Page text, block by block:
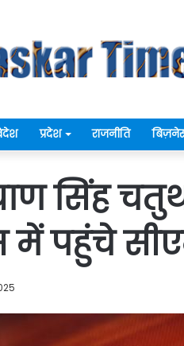
प्रदेश राजनीति
सिंह
में पहुंचे